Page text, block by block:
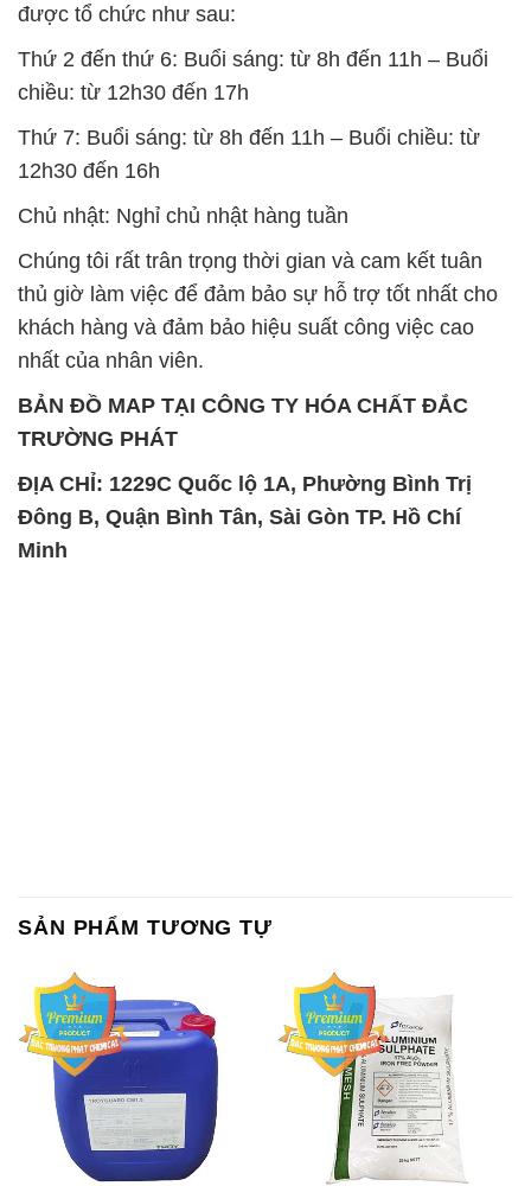
được tổ chức như sau:
Thứ 2 đến thứ 6: Buổi sáng: từ 8h đến 11h – Buổi
chiều: từ 12h30 đến 17h
Thứ 7: Buổi sáng: từ 8h đến 11h – Buổi chiều: từ
12h30 đến 16h
Chủ nhật: Nghỉ chủ nhật hàng tuần
Chúng tôi rất trân trọng thời gian và cam kết tuân
thủ giờ làm việc để đảm bảo sự hỗ trợ tốt nhất cho
khách hàng và đảm bảo hiệu suất công việc cao
nhất của nhân viên.
BẢN ĐỒ MAP TẠI CÔNG TY HÓA CHẤT ĐẮC
TRƯỜNG PHÁT
ĐỊA CHỈ: 1229C Quốc lộ 1A, Phường Bình Trị
Đông B, Quận Bình Tân, Sài Gòn TP. Hồ Chí
Minh
SẢN PHẨM TƯƠNG TỰ